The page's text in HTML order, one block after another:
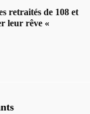
retraités de 108 et
leur rêve «